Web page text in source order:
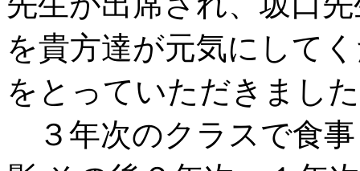
を貴方達が元気にして
をとっていただきまし
３年次のクラスで食